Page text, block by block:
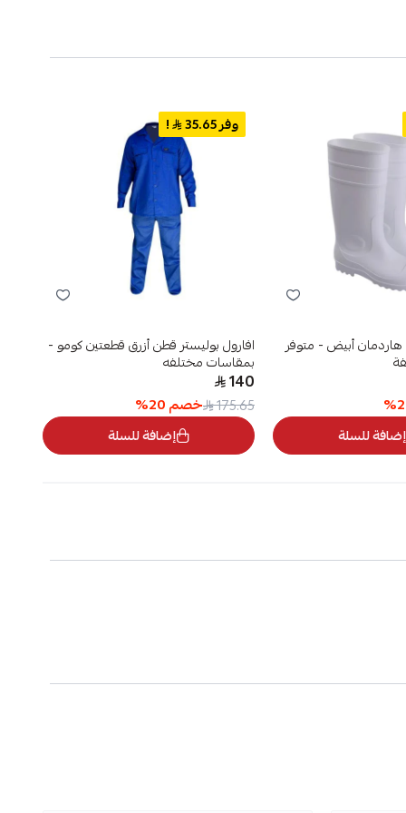
حذاء مطاطي – هاردمان أبيض - متوفر
%
إضافة للسلة
وفر 35.65 !
افارول بوليستر قطن أزرق قطعتين كومو -
بمقاسات مختلفه
140
175.65 خصم20
%
إضافة للسلة